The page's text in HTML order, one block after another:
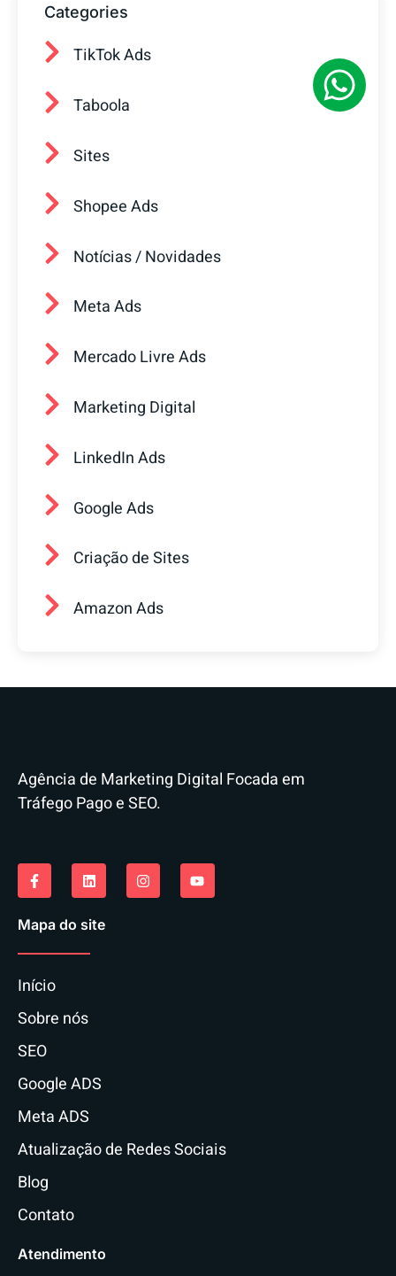
Categories
TikTok Ads
Taboola
Sites
Shopee Ads
Notícias / Novidades
Meta Ads
Mercado Livre Ads
Marketing Digital
LinkedIn Ads
Google Ads
Criação de Sites
Amazon Ads
Agência de Marketing Digital Focada em
Tráfego Pago e SEO.
Mapa do site
Início
Sobre nós
SEO
Google ADS
Meta ADS
Atualização de Redes Sociais
Blog
Contato
Atendimento